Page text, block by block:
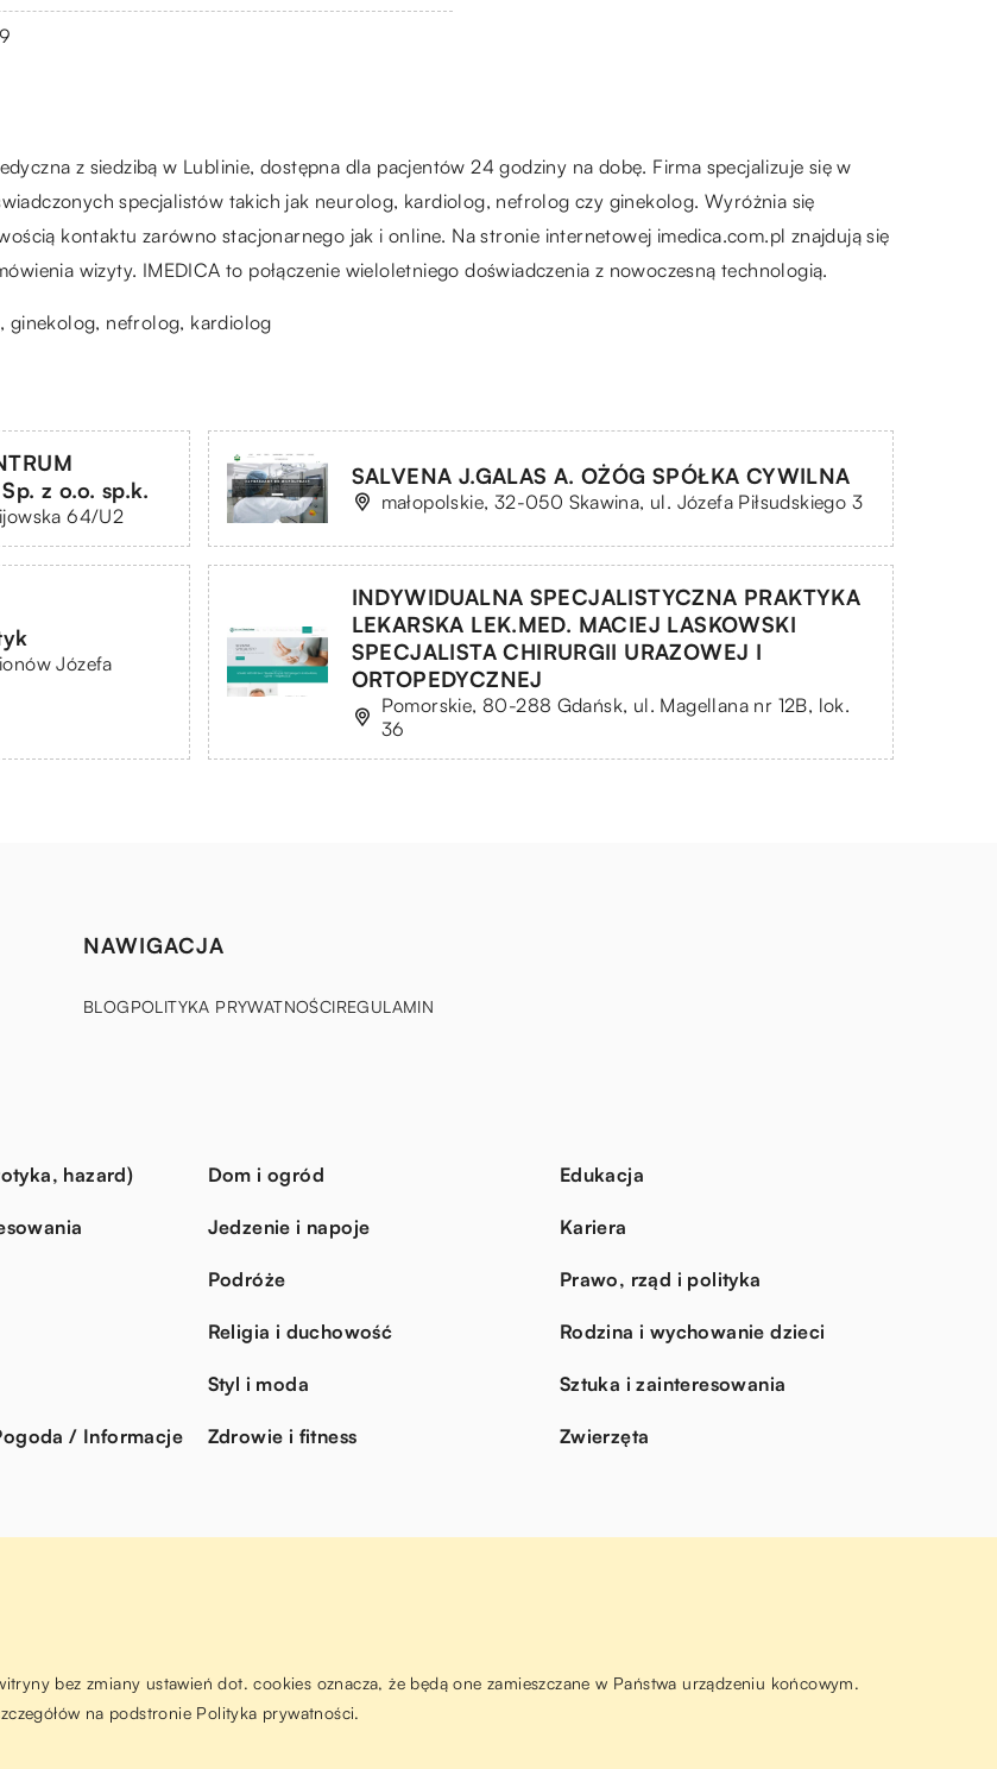
z siedzibą w Lublinie, dostępna dla pacjentów 24 godziny na dobę. Firma specjalizuje się w
specjalistów takich jak neurolog, kardiolog, nefrolog czy ginekolog. Wyróżnia się
kontaktu zarówno stacjonarnego jak i online. Na stronie internetowej imedica.com.pl znajdują się
wizyty. IMEDICA to połączenie wieloletniego doświadczenia z nowoczesną technologią.
, ginekolog, nefrolog, kardiolog
z o.o. sp.k.
64/U2
SALVENA J.GALAS A. OŻÓG SPÓŁKA CYWILNA
małopolskie, 32-050 Skawina, ul. Józefa Piłsudskiego 3
Józefa
INDYWIDUALNA SPECJALISTYCZNA PRAKTYKA
LEKARSKA LEK.MED. MACIEJ LASKOWSKI
SPECJALISTA CHIRURGII URAZOWEJ I
ORTOPEDYCZNEJ
Pomorskie, 80-288 Gdańsk, ul. Magellana nr 12B, lok.
36
NAWIGACJA
BLOGPOLITYKA PRYWATNOŚCIREGULAMIN
hazard) Dom i ogród Edukacja
Jedzenie i napoje Kariera
Podróże Prawo, rząd i polityka
Religia i duchowość Rodzina i wychowanie dzieci
Styl i moda Sztuka i zainteresowania
/ Informacje Zdrowie i fitness Zwierzęta
bez zmiany ustawień dot. cookies oznacza, że będą one zamieszczane w Państwa urządzeniu końcowym.
na podstronie Polityka prywatności.